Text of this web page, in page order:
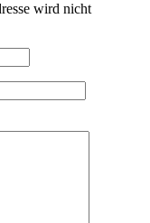
wird nicht